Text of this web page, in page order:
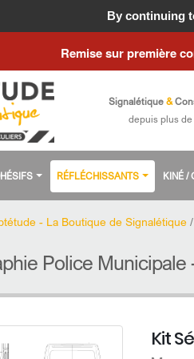
Fermeture
Remise sur première
Signalétique&
depuis plus de
RÉFLÉCHISSANTS KINÉ /
- La Boutique de Signalétique /
Police Municipale
Kit
By continuing